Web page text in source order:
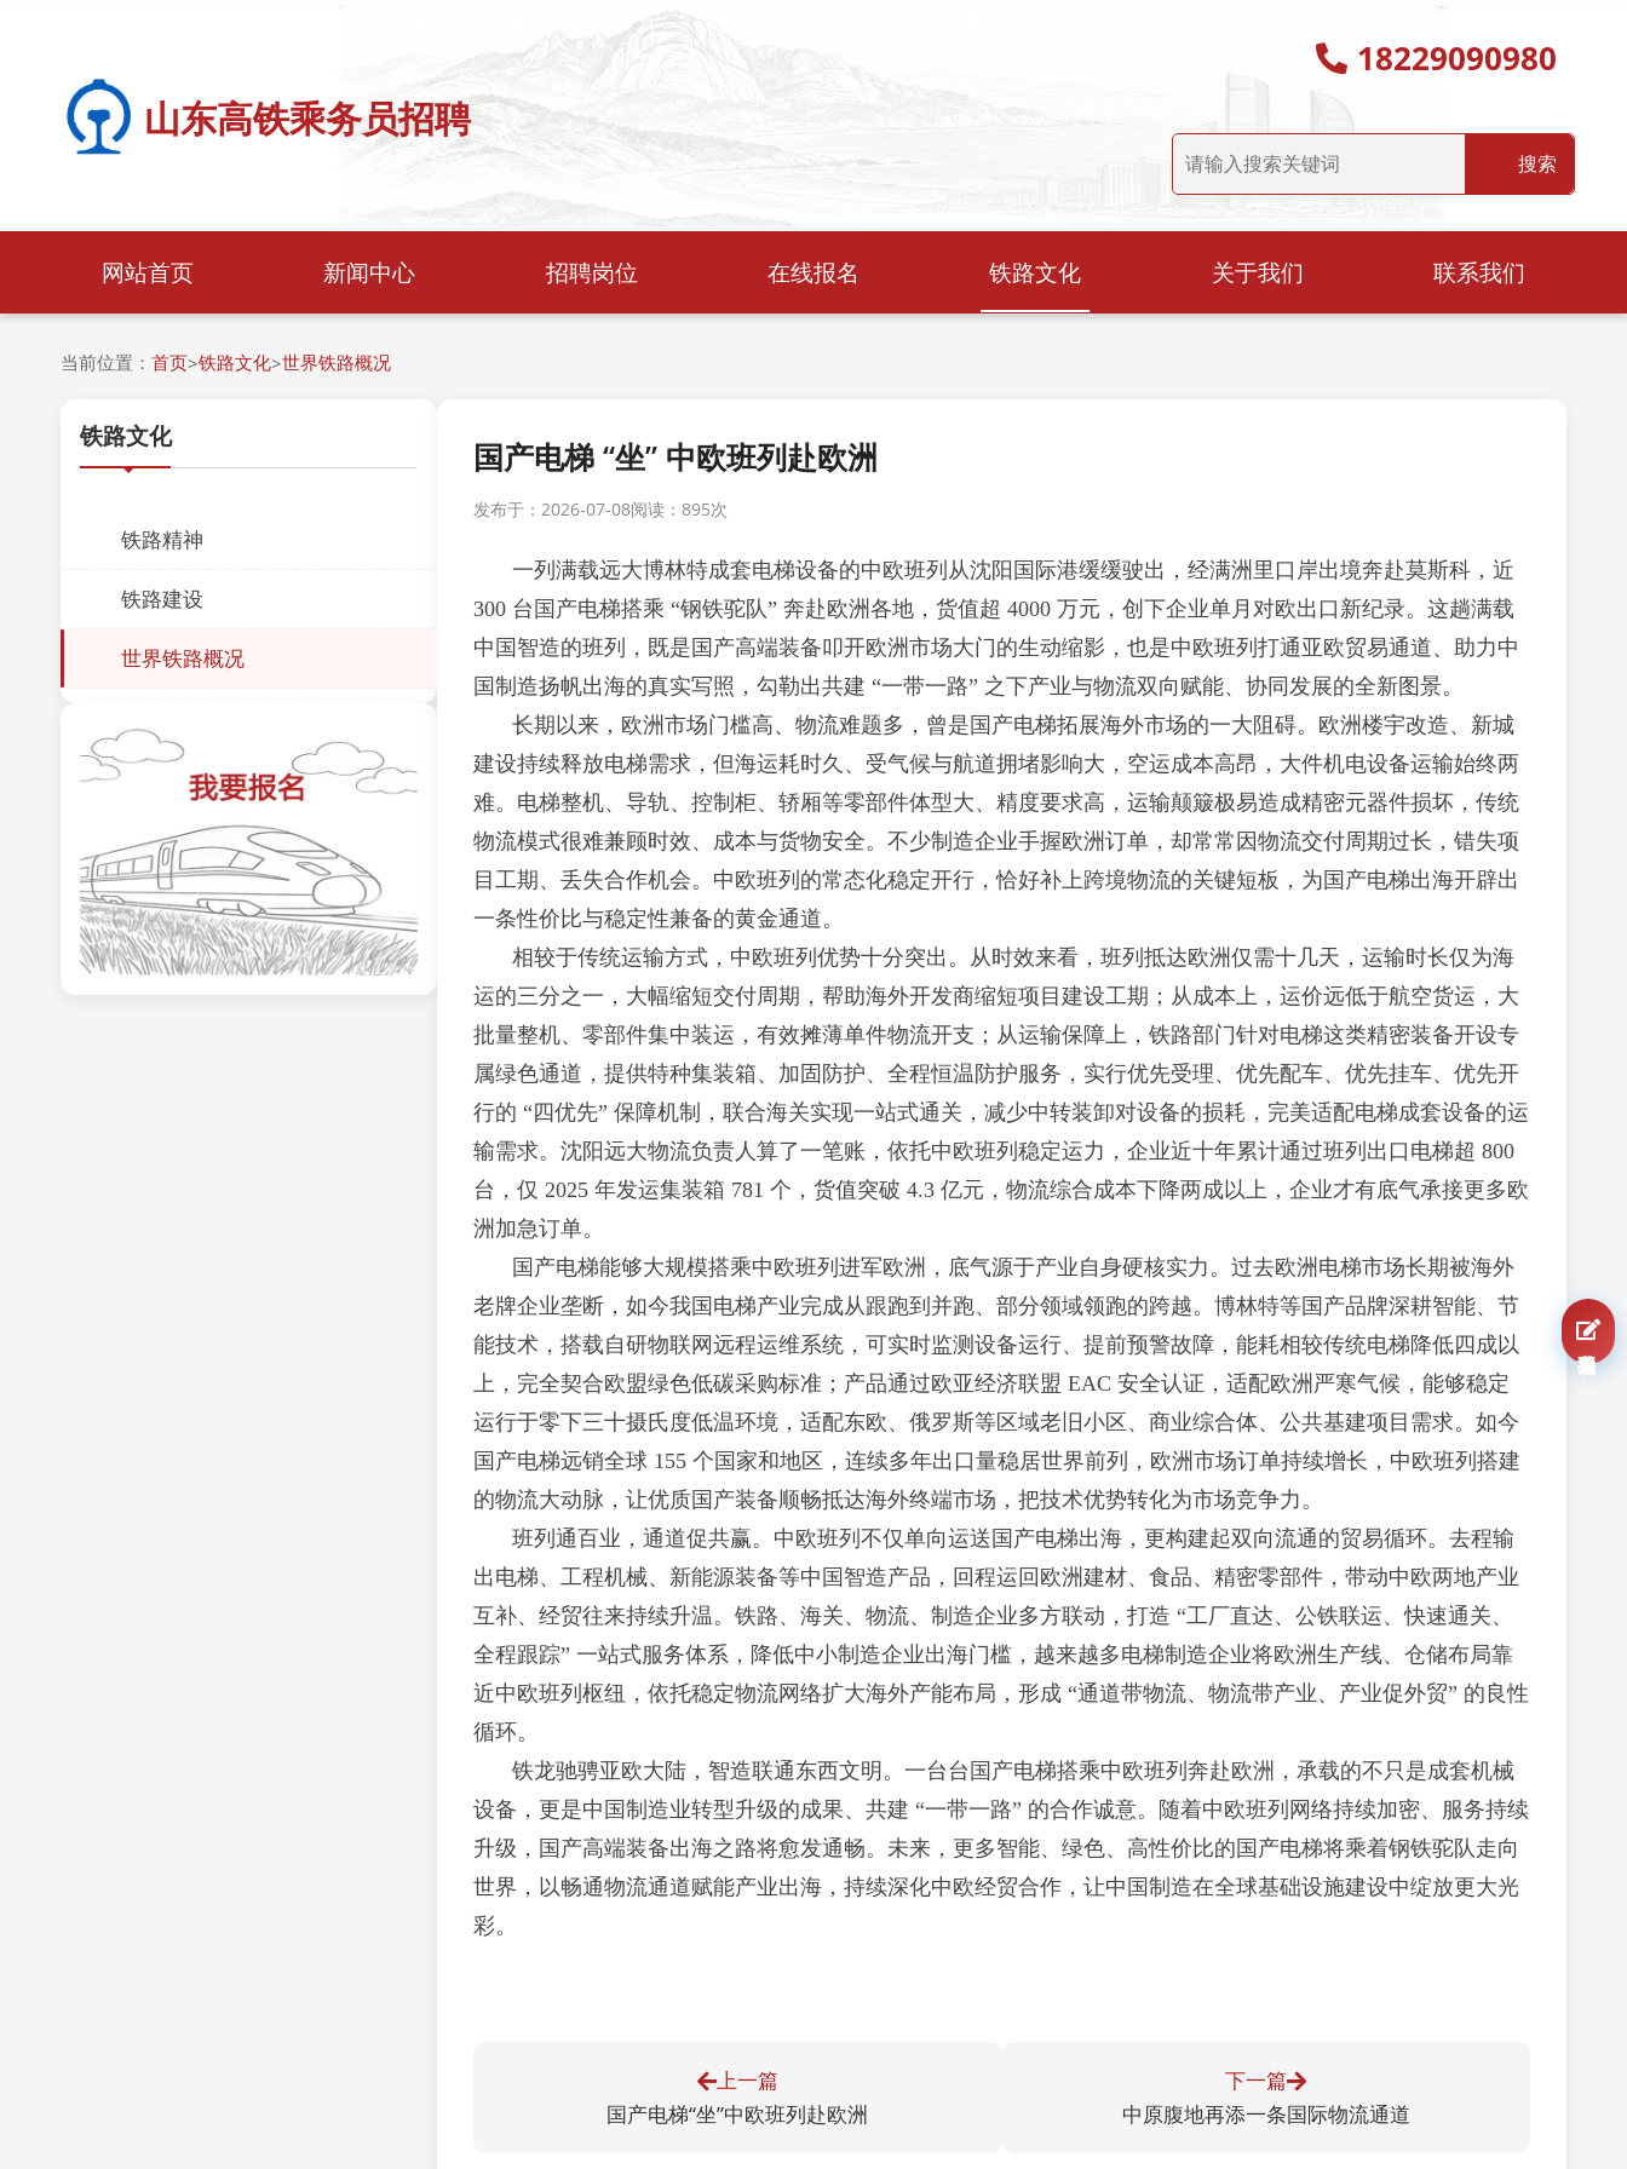
山东高铁乘务员招聘
18229090980
网站首页 新闻中心 招聘岗位 在线报名 铁路文化 关于我们 联系我们
当前位置： 首页>铁路文化>世界铁路概况
铁路文化
铁路精神
铁路建设
世界铁路概况
国产电梯 “坐” 中欧班列赴欧洲
发布于：2026-07-08阅读： 895次
一列满载远大博林特成套电梯设备的中欧班列从沈阳国际港缓缓驶出，经满洲里口岸出境奔赴莫斯科，近
300 台国产电梯搭乘 “钢铁驼队” 奔赴欧洲各地，货值超 4000 万元，创下企业单月对欧出口新纪录。这趟满载
中国智造的班列，既是国产高端装备叩开欧洲市场大门的生动缩影，也是中欧班列打通亚欧贸易通道、助力中
国制造扬帆出海的真实写照，勾勒出共建 “一带一路” 之下产业与物流双向赋能、协同发展的全新图景。
长期以来，欧洲市场门槛高、物流难题多，曾是国产电梯拓展海外市场的一大阻碍。欧洲楼宇改造、新城
建设持续释放电梯需求，但海运耗时久、受气候与航道拥堵影响大，空运成本高昂，大件机电设备运输始终两
难。电梯整机、导轨、控制柜、轿厢等零部件体型大、精度要求高，运输颠簸极易造成精密元器件损坏，传统
物流模式很难兼顾时效、成本与货物安全。不少制造企业手握欧洲订单，却常常因物流交付周期过长，错失项
目工期、丢失合作机会。中欧班列的常态化稳定开行，恰好补上跨境物流的关键短板，为国产电梯出海开辟出
一条性价比与稳定性兼备的黄金通道。
相较于传统运输方式，中欧班列优势十分突出。从时效来看，班列抵达欧洲仅需十几天，运输时长仅为海
运的三分之一，大幅缩短交付周期，帮助海外开发商缩短项目建设工期；从成本上，运价远低于航空货运，大
批量整机、零部件集中装运，有效摊薄单件物流开支；从运输保障上，铁路部门针对电梯这类精密装备开设专
属绿色通道，提供特种集装箱、加固防护、全程恒温防护服务，实行优先受理、优先配车、优先挂车、优先开
行的 “四优先” 保障机制，联合海关实现一站式通关，减少中转装卸对设备的损耗，完美适配电梯成套设备的运
输需求。沈阳远大物流负责人算了一笔账，依托中欧班列稳定运力，企业近十年累计通过班列出口电梯超 800
台，仅 2025 年发运集装箱 781 个，货值突破 4.3 亿元，物流综合成本下降两成以上，企业才有底气承接更多欧
洲加急订单。
国产电梯能够大规模搭乘中欧班列进军欧洲，底气源于产业自身硬核实力。过去欧洲电梯市场长期被海外
老牌企业垄断，如今我国电梯产业完成从跟跑到并跑、部分领域领跑的跨越。博林特等国产品牌深耕智能、节
能技术，搭载自研物联网远程运维系统，可实时监测设备运行、提前预警故障，能耗相较传统电梯降低四成以
上，完全契合欧盟绿色低碳采购标准；产品通过欧亚经济联盟 EAC 安全认证，适配欧洲严寒气候，能够稳定
运行于零下三十摄氏度低温环境，适配东欧、俄罗斯等区域老旧小区、商业综合体、公共基建项目需求。如今
国产电梯远销全球 155 个国家和地区，连续多年出口量稳居世界前列，欧洲市场订单持续增长，中欧班列搭建
的物流大动脉，让优质国产装备顺畅抵达海外终端市场，把技术优势转化为市场竞争力。
班列通百业，通道促共赢。中欧班列不仅单向运送国产电梯出海，更构建起双向流通的贸易循环。去程输
出电梯、工程机械、新能源装备等中国智造产品，回程运回欧洲建材、食品、精密零部件，带动中欧两地产业
互补、经贸往来持续升温。铁路、海关、物流、制造企业多方联动，打造 “工厂直达、公铁联运、快速通关、
全程跟踪” 一站式服务体系，降低中小制造企业出海门槛，越来越多电梯制造企业将欧洲生产线、仓储布局靠
近中欧班列枢纽，依托稳定物流网络扩大海外产能布局，形成 “通道带物流、物流带产业、产业促外贸” 的良性
循环。
铁龙驰骋亚欧大陆，智造联通东西文明。一台台国产电梯搭乘中欧班列奔赴欧洲，承载的不只是成套机械
设备，更是中国制造业转型升级的成果、共建 “一带一路” 的合作诚意。随着中欧班列网络持续加密、服务持续
升级，国产高端装备出海之路将愈发通畅。未来，更多智能、绿色、高性价比的国产电梯将乘着钢铁驼队走向
世界，以畅通物流通道赋能产业出海，持续深化中欧经贸合作，让中国制造在全球基础设施建设中绽放更大光
彩。
上一篇
国产电梯“坐”中欧班列赴欧洲
下一篇
中原腹地再添一条国际物流通道
我要报名